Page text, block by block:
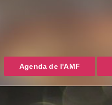
Agenda de l'AMF